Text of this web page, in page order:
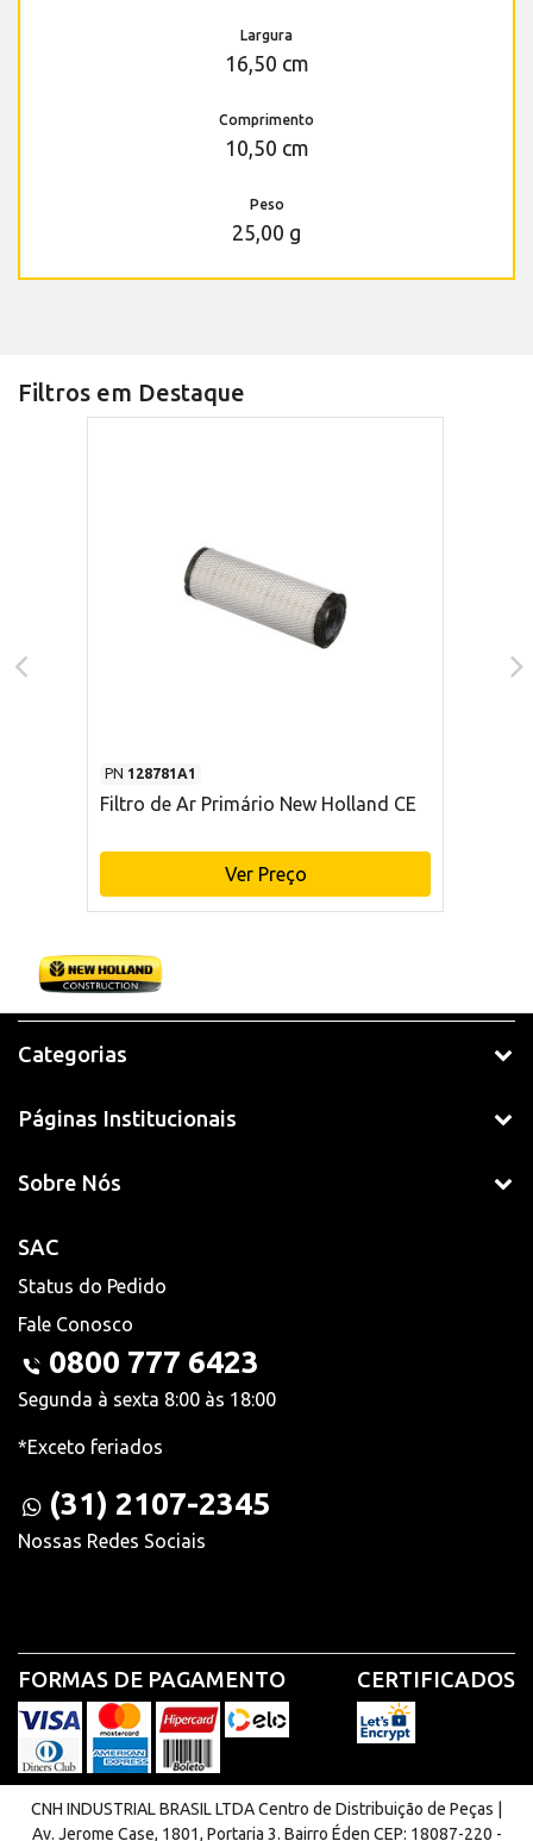
Largura
16,50 cm
Comprimento
10,50 cm
Peso
25,00 g
Filtros em Destaque
PN 128781A1
Filtro de Ar Primário New Holland CE
Ver Preço
Categorias
Páginas Institucionais
Sobre Nós
SAC
Status do Pedido
Fale Conosco
0800 777 6423
Segunda à sexta 8:00 às 18:00
*Exceto feriados
(31) 2107-2345
Nossas Redes Sociais
FORMAS DE PAGAMENTO CERTIFICADOS
CNH INDUSTRIAL BRASIL LTDA Centro de Distribuição de Peças |
Av. Jerome Case, 1801, Portaria 3. Bairro Éden CEP: 18087-220 -